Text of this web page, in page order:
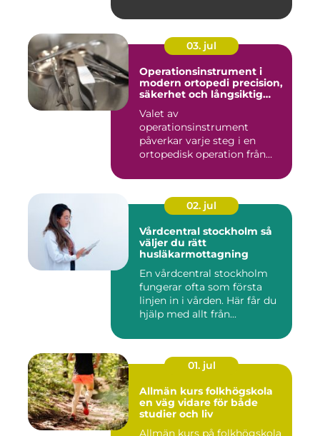
03. jul
Operationsinstrument i
modern ortopedi precision,
säkerhet och långsiktig
Valet av
operationsinstrument
påverkar varje steg i en
ortopedisk operation från
02. jul
Vårdcentral stockholm så
väljer du rätt
husläkarmottagning
En vårdcentral stockholm
fungerar ofta som första
linjen in i vården. Här får du
hjälp med allt från...
01. jul
Allmän kurs folkhögskola
en väg vidare för både
studier och liv
Allmän kurs på folkhögskola